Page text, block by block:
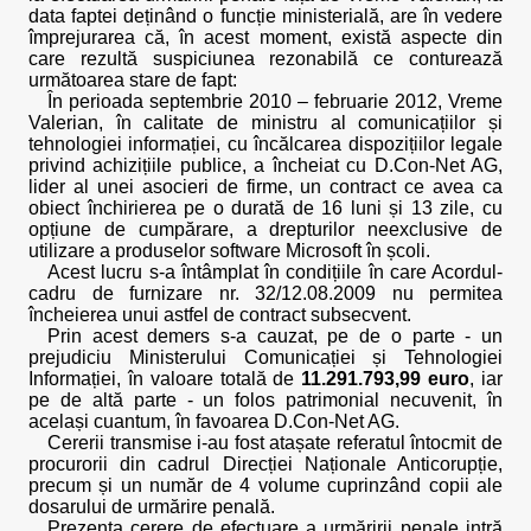
data faptei deținând o funcție ministerială, are în vedere
împrejurarea că, în acest moment, există aspecte din
care rezultă suspiciunea rezonabilă ce conturează
următoarea stare de fapt:
În perioada septembrie 2010 – februarie 2012, Vreme
Valerian, în calitate de ministru al comunicațiilor și
tehnologiei informației, cu încălcarea dispozițiilor legale
privind achizițiile publice, a încheiat cu D.Con-Net AG,
lider al unei asocieri de firme, un contract ce avea ca
obiect închirierea pe o durată de 16 luni și 13 zile, cu
opțiune de cumpărare, a drepturilor neexclusive de
utilizare a produselor software Microsoft în școli.
Acest lucru s-a întâmplat în condițiile în care Acordul-
cadru de furnizare nr. 32/12.08.2009 nu permitea
încheierea unui astfel de contract subsecvent.
Prin acest demers s-a cauzat, pe de o parte - un
prejudiciu Ministerului Comunicației și Tehnologiei
Informației, în valoare totală de 11.291.793,99 euro, iar
pe de altă parte - un folos patrimonial necuvenit, în
același cuantum, în favoarea D.Con-Net AG.
Cererii transmise i-au fost atașate referatul întocmit de
procurorii din cadrul Direcției Naționale Anticorupție,
precum și un număr de 4 volume cuprinzând copii ale
dosarului de urmărire penală.